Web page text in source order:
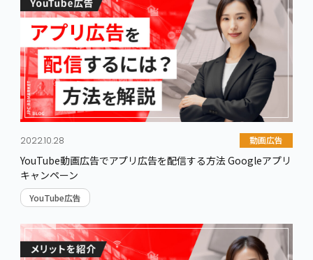
テレビCM
その他動画広告
SEO対策
SEOの基礎
SEO外部対策
コンテンツSEO
LLMO対策
SEOの外注
サイト・業種別SEO
その他
Webマーケティング
新技術/ トレンド
効果計測
キーワードから記事を探す
2022.10.28 動画広告
YouTube動画広告でアプリ広告を配信する方法 Googleアプリ
キャンペーン
YouTube広告